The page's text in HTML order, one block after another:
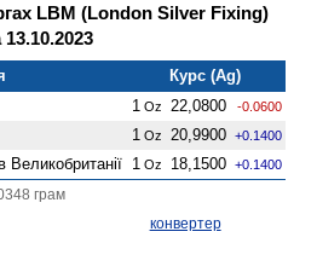
LBM (London Silver Fixing)
13.10.2023
Курс (Ag)
1 Oz 22,0800 -0.0600
1 Oz 20,9900 +0.1400
Велико­британії 1 Oz 18,1500 +0.1400
грам
конвертер